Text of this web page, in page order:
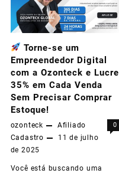
Vindo(a)
Revolução
da
Saúde
Natural:
Seu
Primeiro
Passo
Torne-se um
Empreendedor Digital
com a Ozonteck e Lucre
35% em Cada Venda
Sem Precisar Comprar
Estoque!
ozonteck
Afiliado
Cadastro
11 de julho
de 2025
0
Você está buscando uma